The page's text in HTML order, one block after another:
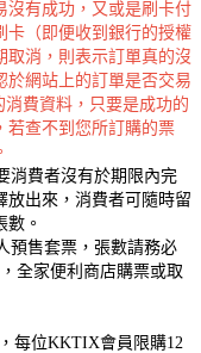
沒有成功，又或是刷卡付
卡（即便收到銀行的授權
取消，則表示訂單真的沒
於網站上的訂單是否交易
消費資料，只要是成功的
若查不到您所訂購的票
消費者沒有於期限內完
放出來，消費者可隨時留
。
預售套票，張數請務必
全家便利商店購票或取
每位KKTIX會員限購12